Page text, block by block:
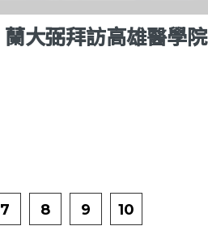
蘭大弼拜訪高雄醫學院
7 8 9 10